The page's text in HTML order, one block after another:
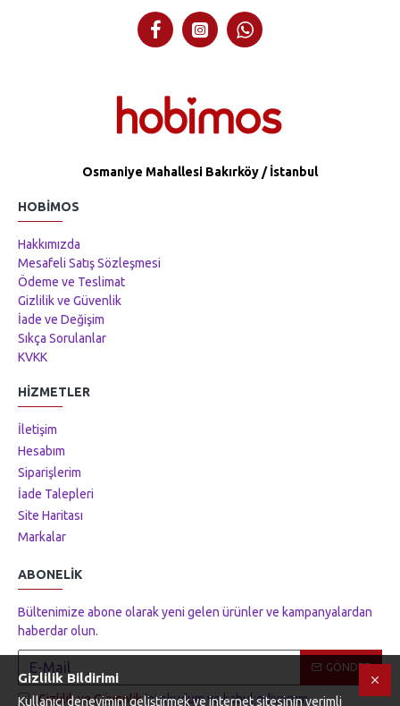
Osmaniye Mahallesi Bakırköy / İstanbul
HOBIMOS
Hakkımızda
Mesafeli Satış Sözleşmesi
Ödeme ve Teslimat
Gizlilik ve Güvenlik
İade ve Değişim
Sıkça Sorulanlar
KVKK
HIZMETLER
İletişim
Hesabım
Siparişlerim
İade Talepleri
Site Haritası
Markalar
ABONELIK
Bültenimize abone olarak yeni gelen ürünler ve kampanyalardan
haberdar olun.
GÖNDER
Gizlilik ve Güvenlik'ni okudum ve kabul ediyorum.
Gizlilik Bildirimi
Kullanıcı deneyimini geliştirmek ve internet sitesinin verimli